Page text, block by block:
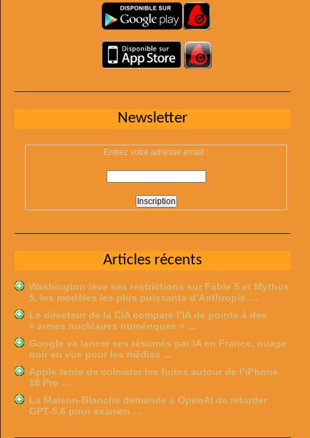
Newsletter
Entrez votre adresse email :
Articles récents
Washington lève ses restrictions sur Fable 5 et Mythos
5, les modèles les plus puissants d’Anthropic …
Le directeur de la CIA compare l’IA de pointe à des
« armes nucléaires numériques » …
Google va lancer ses résumés par IA en France, nuage
noir en vue pour les médias …
Apple tente de colmater les fuites autour de l’iPhone
18 Pro …
La Maison-Blanche demande à OpenAI de retarder
GPT-5.6 pour examen …